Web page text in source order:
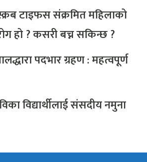
टाइफस संक्रमित महिलाको
हो ? कसरी बच्न सकिन्छ ?
पदभार ग्रहण : महत्वपूर्ण
विद्यार्थीलाई संसदीय नमुना